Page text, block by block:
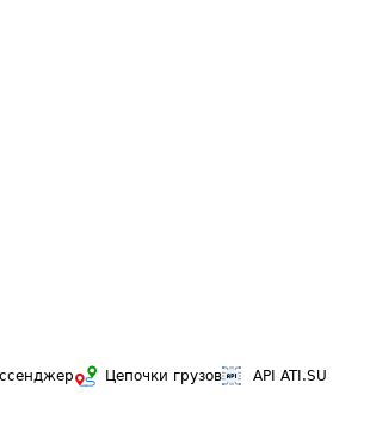
Цепочки грузов API ATI.SU